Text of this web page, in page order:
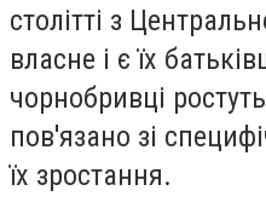
столітті з
власне і є їх
чорнобривці
пов'язано зі
їх зростання.